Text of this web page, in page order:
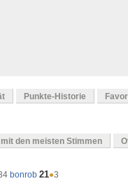
Punkte-Historie
mit den meisten Stimmen
bonrob 21●3